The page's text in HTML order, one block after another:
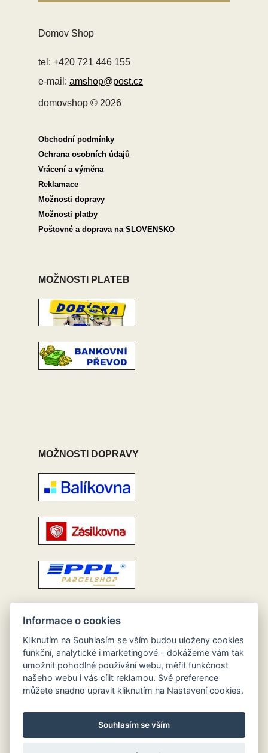
Domov Shop
tel: +420 721 446 155
e-mail: amshop@post.cz
domovshop © 2026
Obchodní podmínky
Ochrana osobních údajů
Vrácení a výměna
Reklamace
Možnosti dopravy
Možnosti platby
Poštovné a doprava na SLOVENSKO
MOŽNOSTI PLATEB
MOŽNOSTI DOPRAVY
Informace o cookies
Kliknutím na Souhlasím se vším budou uloženy cookies
funkční, analytické i marketingové - dokážeme vám tak
umožnit pohodlné používání webu, měřit funkčnost
našeho webu i vás cílit reklamou. Své preference
můžete snadno upravit kliknutím na Nastavení cookies.
Souhlasím se vším